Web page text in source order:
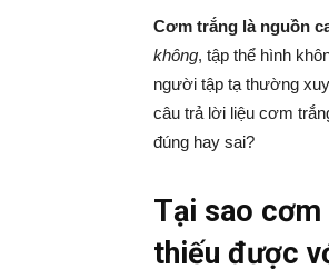
Cơm trắng là nguồn
không, tập thể hình
người tập tạ thường
câu trả lời liệu cơm
đúng hay sai?
Tại sao
thiếu được